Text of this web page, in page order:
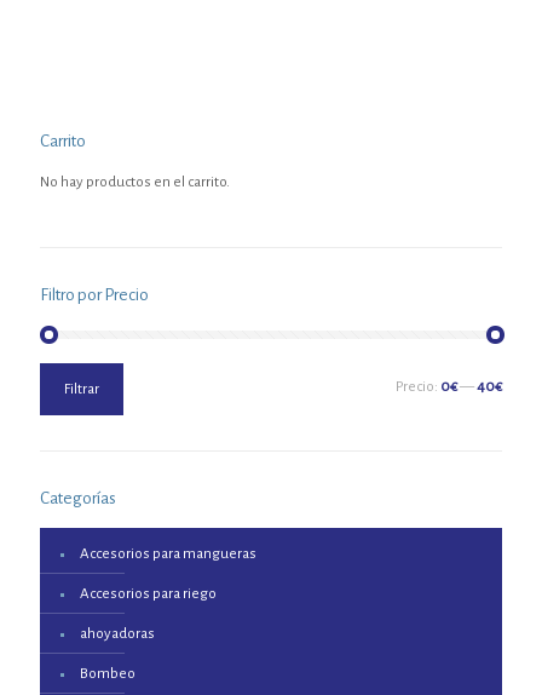
Carrito
No hay productos en el carrito.
Filtro por Precio
mínimo
máximo
Filtrar Precio: 0€—40€
Categorías
Accesorios para mangueras
Accesorios para riego
ahoyadoras
Bombeo